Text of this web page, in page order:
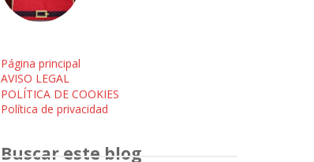
Página principal
AVISO LEGAL
POLÍTICA DE COOKIES
Política de privacidad
Buscar este blog